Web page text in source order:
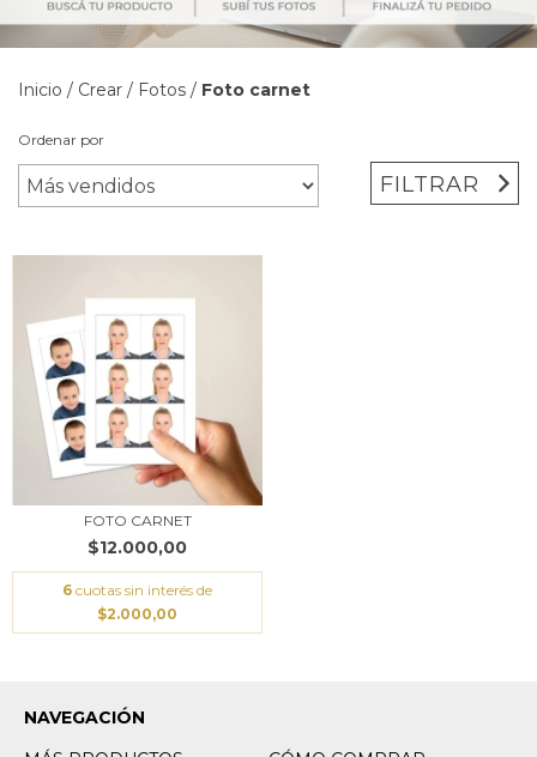
Inicio / Crear / Fotos / Foto carnet
Ordenar por
FILTRAR
FOTO CARNET
$12.000,00
6 cuotas sin interés de
$2.000,00
NAVEGACIÓN